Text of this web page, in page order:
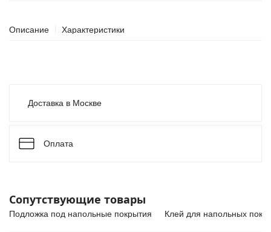
Описание Характеристики
Доставка в Москве
Оплата
Сопутствующие товары
Подложка под напольные покрытия Клей для напольных